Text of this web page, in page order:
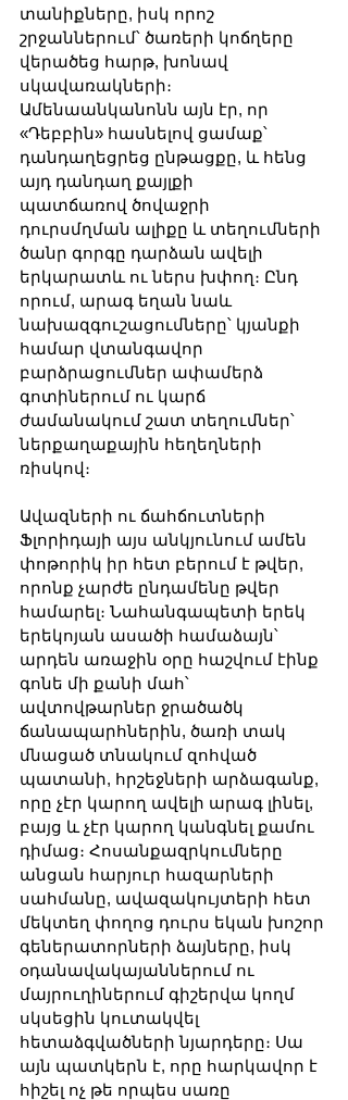
տանիքները, իսկ որոշ
շրջաններում՝ ծառերի կոճղերը
վերածեց հարթ, խոնավ
սկավառակների։
Ամենաանկանոնն այն էր, որ
«Դեբբին» հասնելով ցամաք՝
դանդաղեցրեց ընթացքը, և հենց
այդ դանդաղ քայլքի
պատճառով ծովաջրի
դուրսմղման ալիքը և տեղումների
ծանր գորգը դարձան ավելի
երկարատև ու ներս խփող։ Ընդ
որում, արագ եղան նաև
նախազգուշացումները՝ կյանքի
համար վտանգավոր
բարձրացումներ ափամերձ
գոտիներում ու կարճ
ժամանակում շատ տեղումներ՝
ներքաղաքային հեղեղների
ռիսկով։
Ավազների ու ճահճուտների
Ֆլորիդայի այս անկյունում ամեն
փոթորիկ իր հետ բերում է թվեր,
որոնք չարժե ընդամենը թվեր
համարել։ Նահանգապետի երեկ
երեկոյան ասածի համաձայն՝
արդեն առաջին օրը հաշվում էինք
գոնե մի քանի մահ՝
ավտովթարներ ջրածածկ
ճանապարհներին, ծառի տակ
մնացած տնակում զոհված
պատանի, հրշեջների արձագանք,
որը չէր կարող ավելի արագ լինել,
բայց և չէր կարող կանգնել քամու
դիմաց։ Հոսանքազրկումները
անցան հարյուր հազարների
սահմանը, ավազակույտերի հետ
մեկտեղ փողոց դուրս եկան խոշոր
գեներատորների ձայները, իսկ
օդանավակայաններում ու
մայրուղիներում գիշերվա կողմ
սկսեցին կուտակվել
հետաձգվածների նյարդերը։ Սա
այն պատկերն է, որը հարկավոր է
հիշել ոչ թե որպես սառը